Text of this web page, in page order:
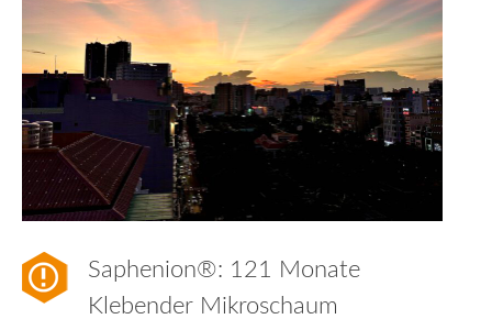
Saphenion®: 121 Monate
Klebender Mikroschaum